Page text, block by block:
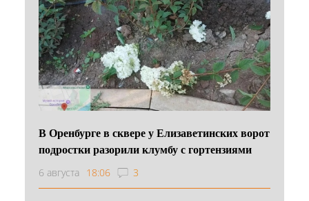
В Оренбурге в сквере у Елизаветинских ворот
подростки разорили клумбу с гортензиями
6 августа 18:06 3